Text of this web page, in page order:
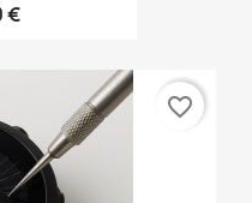
€
favorite_border